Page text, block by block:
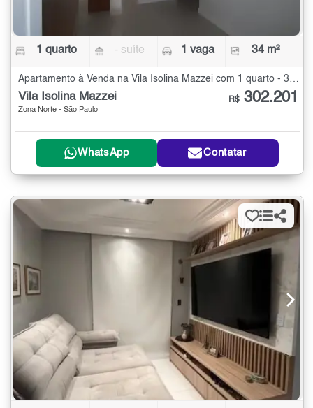
1 quarto - suíte 1 vaga 34 m²
Vila Isolina Mazzei
Zona Norte - São Paulo
R$ 302.201
WhatsApp Contatar